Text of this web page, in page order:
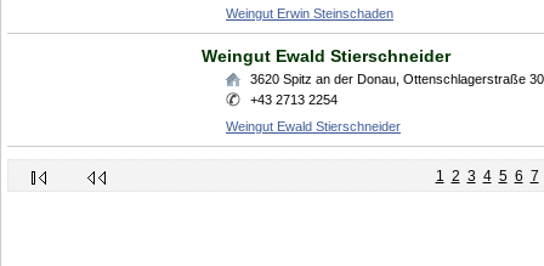
Weingut Erwin Steinschaden
Weingut Ewald Stierschneider
3620 Spitz an der Donau Ottenschlagerstraße 30
+43 2713 2254
Weingut Ewald Stierschneider
1 2 3 4 5 6 7